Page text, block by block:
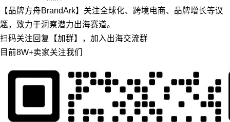
【品牌方舟BrandArk】关注全球化、跨境电商、品牌增长等议
题，致力于洞察潜力出海赛道。
扫码关注回复【加群】，加入出海交流群
目前8W+卖家关注我们